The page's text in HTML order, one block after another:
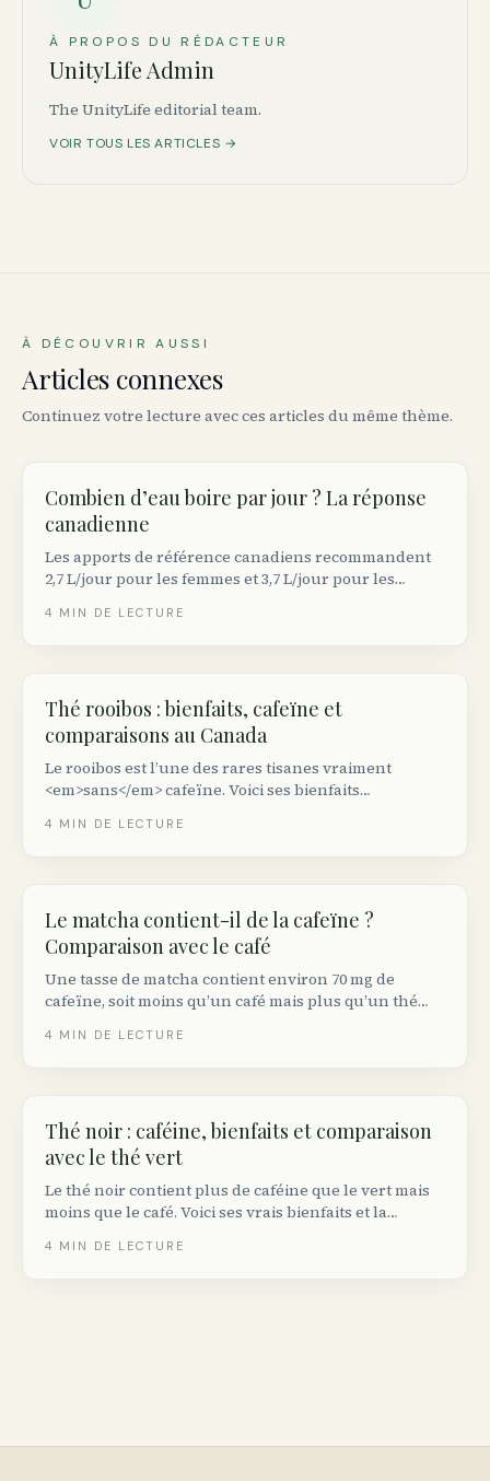
À PROPOS DU RÉDACTEUR
UnityLife Admin
The UnityLife editorial team.
VOIR TOUS LES ARTICLES →
À DÉCOUVRIR AUSSI
Articles connexes
Continuez votre lecture avec ces articles du même thème.
Combien d’eau boire par jour ? La réponse
canadienne
Les apports de référence canadiens recommandent
2,7 L/jour pour les femmes et 3,7 L/jour pour les
comment ajuster selon votre activité, le climat et
4 MIN DE LECTURE
Thé rooibos : bienfaits, cafeïne et
comparaisons au Canada
Le rooibos est l’une des rares tisanes vraiment
<em>sans</em> cafeïne. Voici ses bienfaits
café, et les marques disponibles au Canada.
4 MIN DE LECTURE
Le matcha contient-il de la cafeïne ?
Comparaison avec le café
Une tasse de matcha contient environ 70 mg de
cafeïne, soit moins qu’un café mais plus qu’un thé
l’effet ressenti est différent.
4 MIN DE LECTURE
Thé noir : caféine, bienfaits et comparaison
avec le thé vert
Le thé noir contient plus de caféine que le vert mais
moins que le café. Voici ses vrais bienfaits et la
4 MIN DE LECTURE